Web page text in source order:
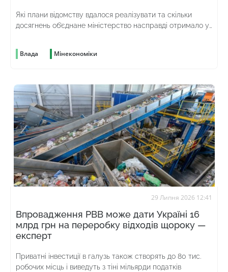
Які плани відомству вдалося реалізувати та скільки
досягнень об’єднане міністерство насправді отримало у
Влада Мінекономіки
29 Липня 2026 12:41
Впровадження РВВ може дати Україні 16
млрд грн на переробку відходів щороку —
експерт
Приватні інвестиції в галузь також створять до 80 тис.
робочих місць і виведуть з тіні мільярди податків